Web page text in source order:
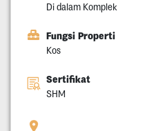
Di dalam Komplek
Fungsi Properti
Kos
Sertifikat
SHM